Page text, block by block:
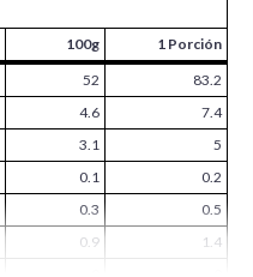
100g
1 Porción
52
83.2
4.6
7.4
3.1
5
0.1
0.2
0.3
0.5
0.9
1.4